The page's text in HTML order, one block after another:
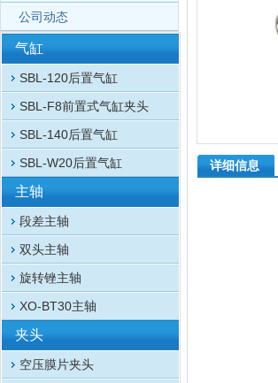
公司动态
气缸
SBL-120后置气缸
SBL-F8前置式气缸夹头
SBL-140后置气缸
SBL-W20后置气缸
主轴
段差主轴
双头主轴
旋转锉主轴
XO-BT30主轴
夹头
空压膜片夹头
详细信息